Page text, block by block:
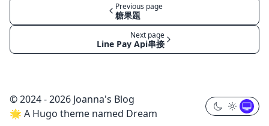
Previous page
糖果題
Next page
Line Pay Api串接
© 2024 - 2026 Joanna's Blog
🌟 A Hugo theme named Dream